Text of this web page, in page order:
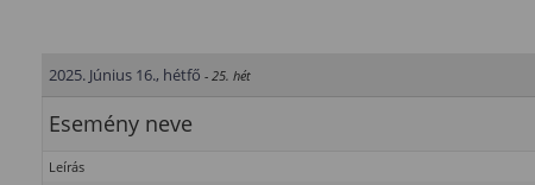
2025. Június 16., hétfő - 25. hét
Esemény neve
Leírás